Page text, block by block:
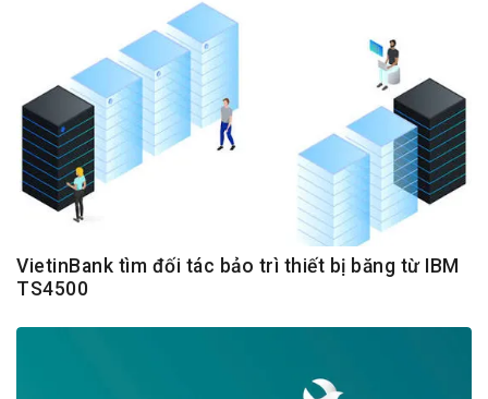
VietinBank tìm đối tác bảo trì thiết bị băng từ IBM
TS4500